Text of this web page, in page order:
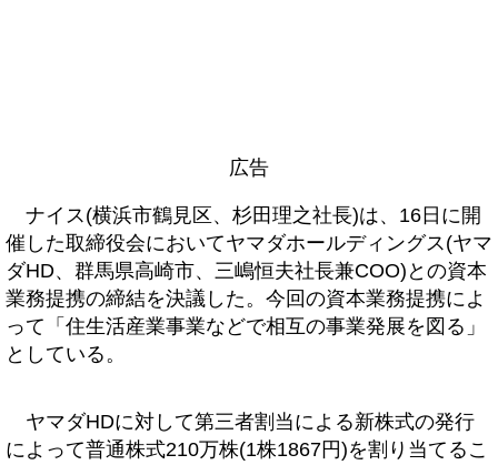
広告
ナイス(横浜市鶴見区、杉田理之社長)は、16日に開
催した取締役会においてヤマダホールディングス(ヤマ
ダHD、群馬県高崎市、三嶋恒夫社長兼COO)との資本
業務提携の締結を決議した。今回の資本業務提携によ
って「住生活産業事業などで相互の事業発展を図る」
としている。
ヤマダHDに対して第三者割当による新株式の発行
によって普通株式210万株(1株1867円)を割り当てるこ